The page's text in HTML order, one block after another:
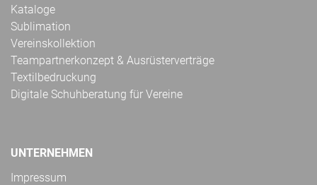
Kataloge
Sublimation
Vereinskollektion
Teampartnerkonzept & Ausrüsterverträge
Textilbedruckung
Digitale Schuhberatung für Vereine
UNTERNEHMEN
Impressum